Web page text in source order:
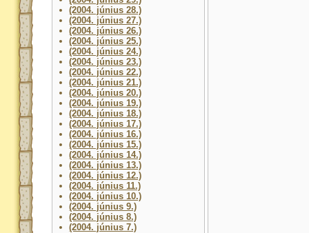
(2004. június 28.)
(2004. június 27.)
(2004. június 26.)
(2004. június 25.)
(2004. június 24.)
(2004. június 23.)
(2004. június 22.)
(2004. június 21.)
(2004. június 20.)
(2004. június 19.)
(2004. június 18.)
(2004. június 17.)
(2004. június 16.)
(2004. június 15.)
(2004. június 14.)
(2004. június 13.)
(2004. június 12.)
(2004. június 11.)
(2004. június 10.)
(2004. június 9.)
(2004. június 8.)
(2004. június 7.)